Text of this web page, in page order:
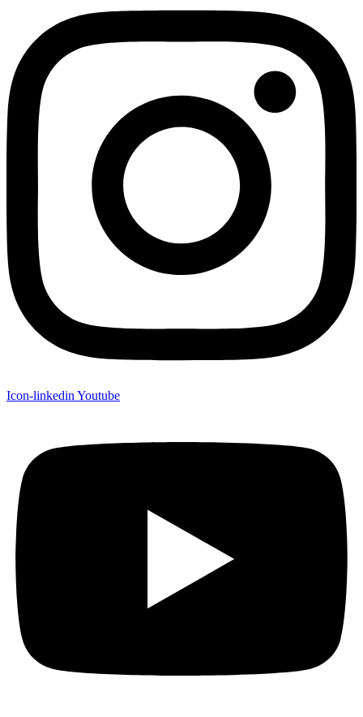
Icon-linkedin Youtube